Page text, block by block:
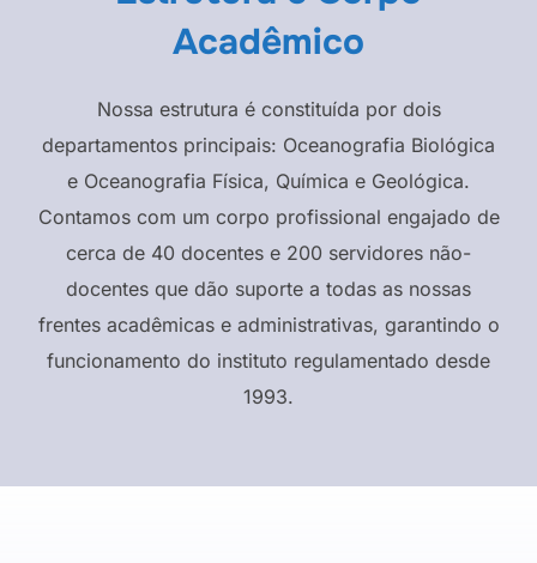
Acadêmico
Nossa estrutura é constituída por dois
departamentos principais: Oceanografia Biológica
e Oceanografia Física, Química e Geológica.
Contamos com um corpo profissional engajado de
cerca de 40 docentes e 200 servidores não-
docentes que dão suporte a todas as nossas
frentes acadêmicas e administrativas, garantindo o
funcionamento do instituto regulamentado desde
1993.